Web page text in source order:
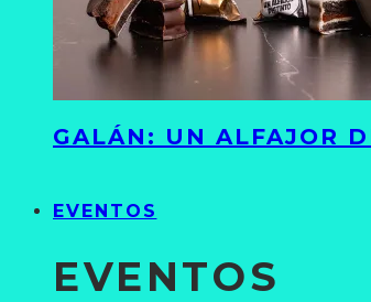
GALÁN: UN ALFAJOR
EVENTOS
EVENTOS